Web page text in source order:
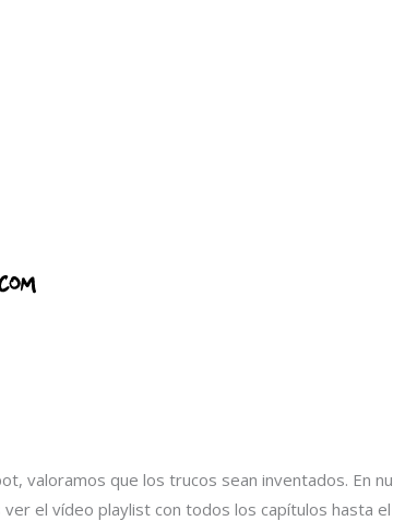
valoramos que los trucos sean inventados. En
el vídeo playlist con todos los capítulos hasta